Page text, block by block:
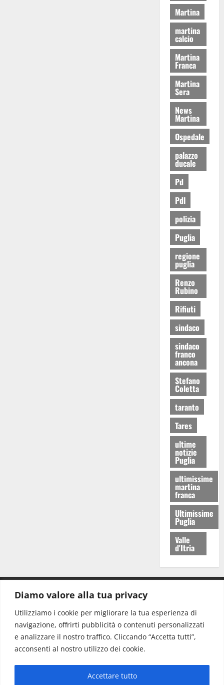
Diamo valore alla tua privacy
Utilizziamo i cookie per migliorare la tua esperienza di
navigazione, offrirti pubblicità o contenuti personalizzati
e analizzare il nostro traffico. Cliccando “Accetta tutti”,
acconsenti al nostro utilizzo dei cookie.
Accettare tutto
Martina
martina
calcio
Martina
Franca
Martina
Sera
News
Martina
Ospedale
palazzo
ducale
Pd
Pdl
polizia
Puglia
regione
puglia
Renzo
Rubino
Rifiuti
sindaco
sindaco
franco
ancona
Stefano
Coletta
taranto
Tares
ultime
notizie
Puglia
ultimissime
martina
franca
Ultimissime
Puglia
Valle
d'Itria
Redazione: redazione@www.martinasera.it
Direttore:direttore@www.martinasera.it
Info & Commerciale:info@www.martinasera.it